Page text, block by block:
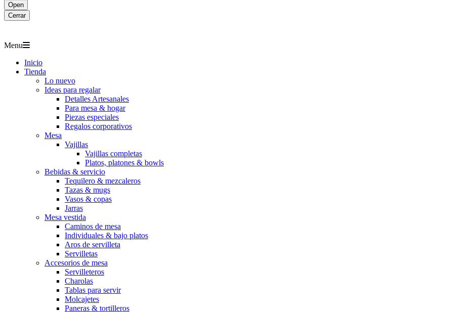
Open
Cerrar
Menu
Inicio
Tienda
Lo nuevo
Ideas para regalar
Detalles Artesanales
Para mesa & hogar
Piezas especiales
Regalos corporativos
Mesa
Vajillas
Vajillas completas
Platos, platones & bowls
Bebidas & servicio
Tequilero & mezcaleros
Tazas & mugs
Vasos & copas
Jarras
Mesa vestida
Caminos de mesa
Individuales & bajo platos
Aros de servilleta
Servilletas
Accesorios de mesa
Servilleteros
Charolas
Tablas para servir
Molcajetes
Paneras & tortilleros